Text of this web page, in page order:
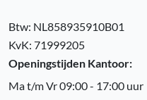
Btw: NL858935910B01
KvK: 71999205
Openingstijden Kantoor:
Ma t/m Vr 09:00 - 17:00 uur